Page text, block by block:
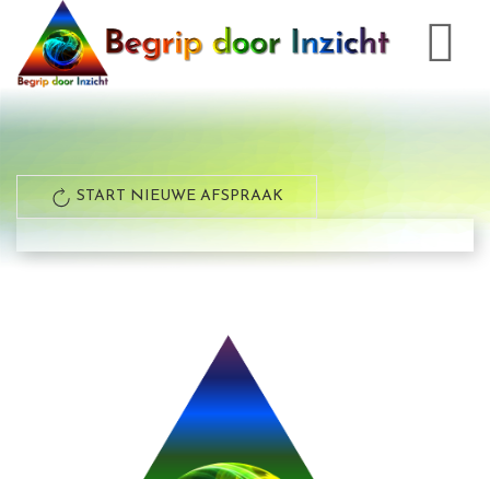
START NIEUWE AFSPRAAK